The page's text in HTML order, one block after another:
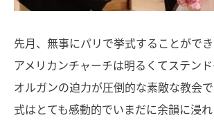
先月、無事にパリで挙式することができ
アメリカンチャーチは明るくてステン
オルガンの迫力が圧倒的な素敵な教会で
式はとても感動的でいまだに余韻に浸